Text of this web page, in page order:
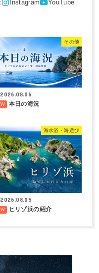
その他
2026.08.06
本日の海況
海水浴・海遊び
2026.08.05
ヒリゾ浜の紹介